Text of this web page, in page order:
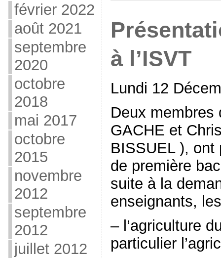
février 2022
août 2021
septembre
2020
octobre
2018
mai 2017
octobre
2015
novembre
2012
septembre
2012
juillet 2012
à l’ISVT
Lundi 12
Deux membres
GACHE et
BISSUEL ), ont
de première
suite à la
enseignants,
– l’agriculture
particulier